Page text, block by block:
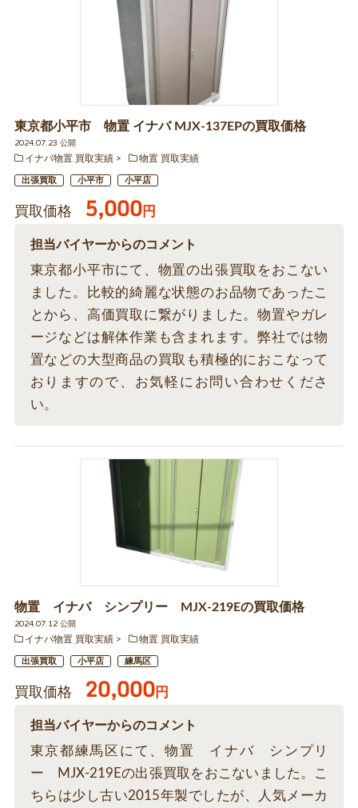
東京都小平市 物置 イナバ MJX-137EPの買取価格
2024.07.23 公開
イナバ物置 買取実績
物置 買取実績
出張買取 小平市 小平店
買取価格 5,000円
担当バイヤーからのコメント
東京都小平市にて、物置の出張買取をおこない
ました。比較的綺麗な状態のお品物であったこ
とから、高価買取に繋がりました。物置やガレ
ージなどは解体作業も含まれます。弊社では物
置などの大型商品の買取も積極的におこなって
おりますので、お気軽にお問い合わせくださ
い。
物置 イナバ シンプリー MJX-219Eの買取価格
2024.07.12 公開
イナバ物置 買取実績
物置 買取実績
出張買取 小平店 練馬区
買取価格 20,000円
担当バイヤーからのコメント
東京都練馬区にて、物置 イナバ シンプリ
ー MJX-219Eの出張買取をおこないました。こ
ちらは少し古い2015年製でしたが、人気メーカ